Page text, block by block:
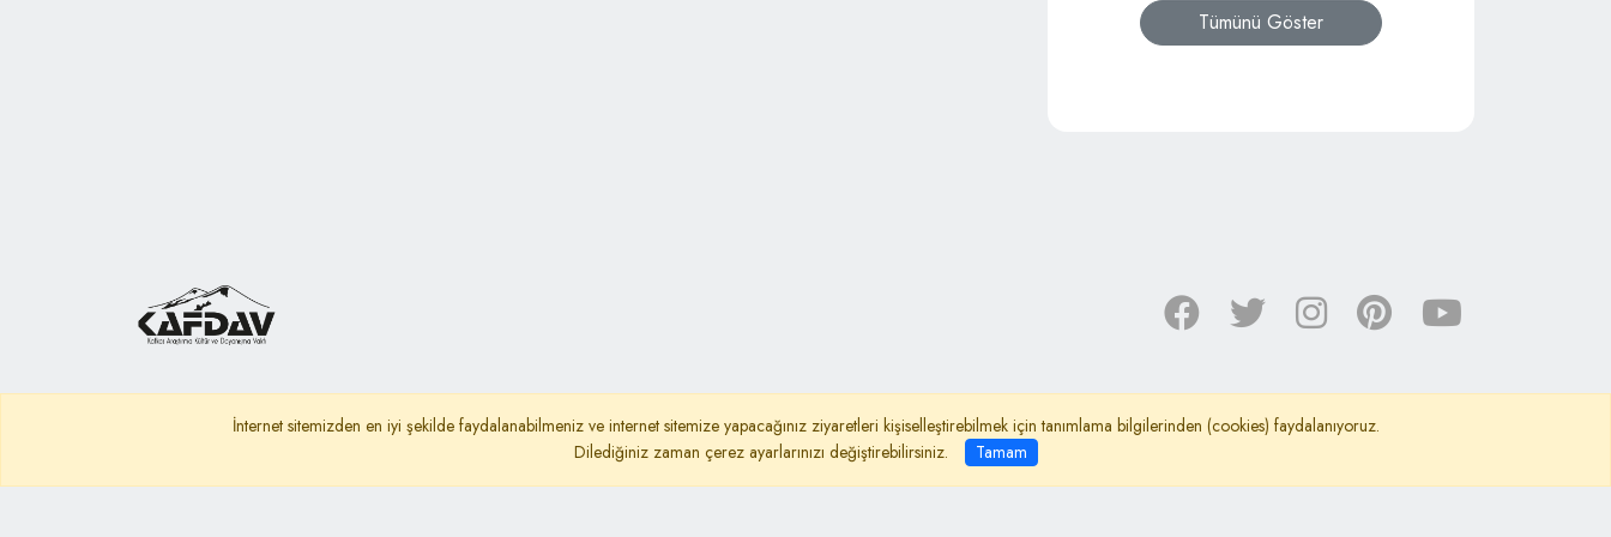
Tümünü Göster
Ana Sayfa Gizlilik Politikası KVKK Aydınlatma Metni İletişim ©Kafkas Araştırma Kültür ve Dayanışma Vakfı
İnternet sitemizden en iyi şekilde faydalanabilmeniz ve internet sitemize yapacağınız ziyaretleri kişiselleştirebilmek için tanımlama bilgilerinden (cookies) faydalanıyoruz.
Dilediğiniz zaman çerez ayarlarınızı değiştirebilirsiniz.
Tamam